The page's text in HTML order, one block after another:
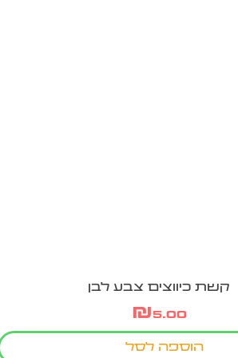
קשת כיווצים צבע לבן
₪5.00
הוספה לסל